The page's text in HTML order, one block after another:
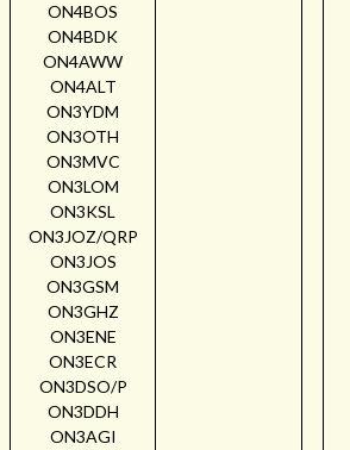
ON4BOS
ON4BDK
ON4AWW
ON4ALT
ON3YDM
ON3OTH
ON3MVC
ON3LOM
ON3KSL
ON3JOZ/QRP
ON3JOS
ON3GSM
ON3GHZ
ON3ENE
ON3ECR
ON3DSO/P
ON3DDH
ON3AGI